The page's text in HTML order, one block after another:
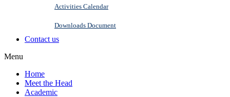
Activities Calendar
Downloads Document
Contact us
Menu
Home
Meet the Head
Academic